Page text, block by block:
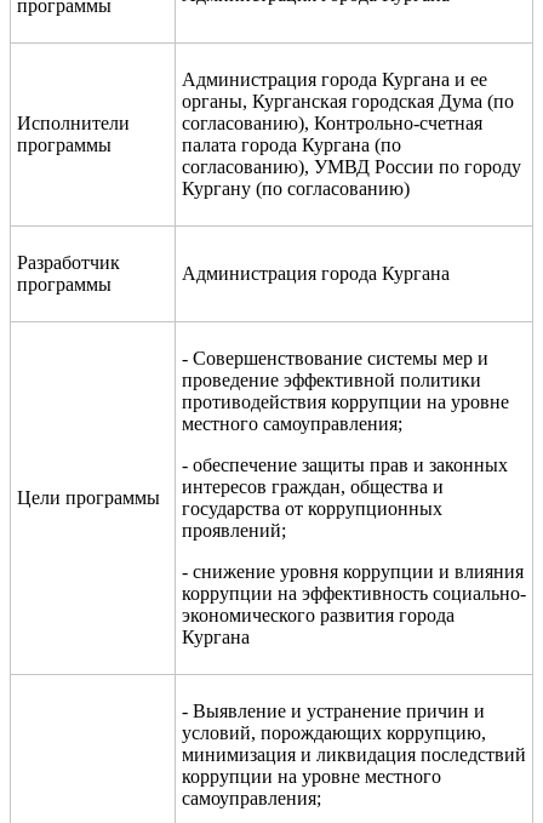
программы
Исполнители
программы
Администрация города Кургана и ее
органы, Курганская городская Дума (по
согласованию), Контрольно-счетная
палата города Кургана (по
согласованию), УМВД России по городу
Кургану (по согласованию)
Разработчик
программы
Администрация города Кургана
Цели программы
- Совершенствование системы мер и
проведение эффективной политики
противодействия коррупции на уровне
местного самоуправления;
- обеспечение защиты прав и законных
интересов граждан, общества и
государства от коррупционных
проявлений;
- снижение уровня коррупции и влияния
коррупции на эффективность социально-
экономического развития города
Кургана
- Выявление и устранение причин и
условий, порождающих коррупцию,
минимизация и ликвидация последствий
коррупции на уровне местного
самоуправления;